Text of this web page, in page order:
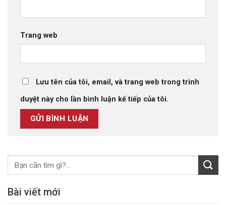
Trang web
Lưu tên của tôi, email, và trang web trong trình
duyệt này cho lần bình luận kế tiếp của tôi.
Bài viết mới